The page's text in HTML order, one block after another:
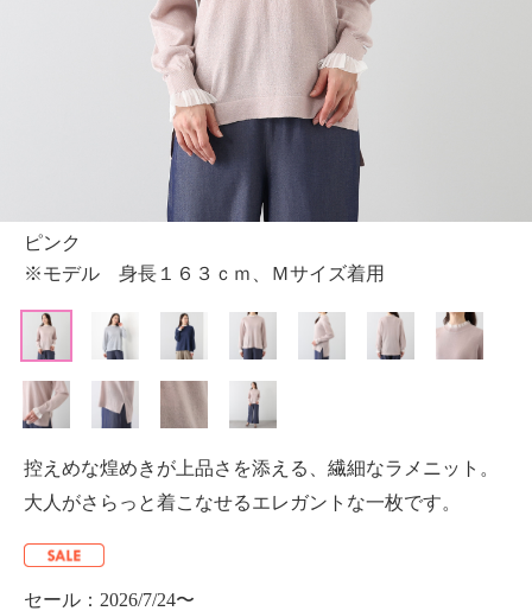
ピンク
※モデル 身長１６３ｃｍ、Ｍサイズ着用
控えめな煌めきが上品さを添える、繊細なラメニット。
大人がさらっと着こなせるエレガントな一枚です。
セール：2026/7/24〜